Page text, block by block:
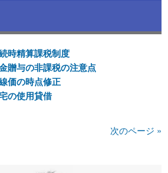
時精算課税制度
贈与の非課税の注意点
価の時点修正
の使用貸借
次のページ »